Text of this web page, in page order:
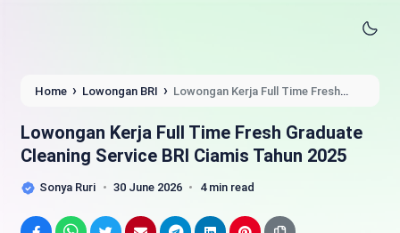
Home › Lowongan BRI › Lowongan Kerja Full Time Fresh
Lowongan Kerja Full Time Fresh Graduate
Cleaning Service BRI Ciamis Tahun 2025
Sonya Ruri 30 June 2026 4 min read